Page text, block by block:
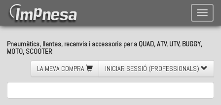
Toggle
Pneumàtics, llantes, recanvis i accessoris per a QUAD, ATV, UTV, BUGGY,
MOTO, SCOOTER
LA MEVA COMPRA
INICIAR SESSIÓ (PROFESSIONALS)